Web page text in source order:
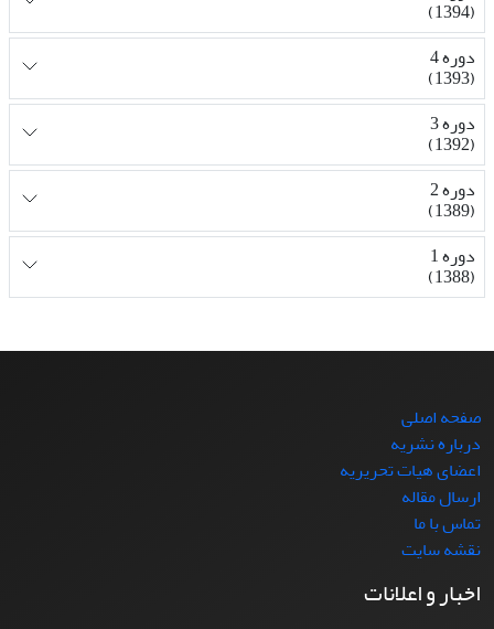
(1394)
دوره 4
(1393)
دوره 3
(1392)
دوره 2
(1389)
دوره 1
(1388)
صفحه اصلی
درباره نشریه
اعضای هیات تحریریه
ارسال مقاله
تماس با ما
نقشه سایت
اخبار و اعلانات